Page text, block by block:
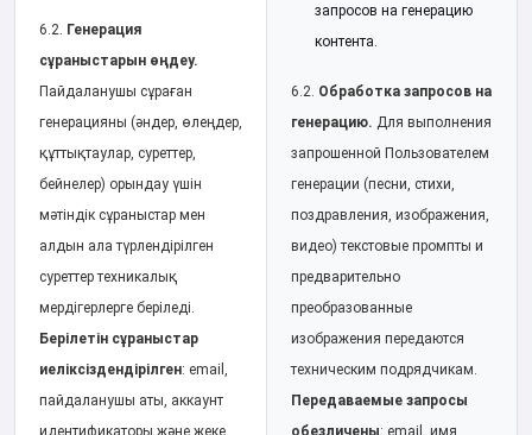
6.2. Генерация
сұраныстарын өңдеу.
Пайдаланушы сұраған
генерацияны (әндер, өлеңдер,
құттықтаулар, суреттер,
бейнелер) орындау үшін
мәтіндік сұраныстар мен
алдын ала түрлендірілген
суреттер техникалық
мердігерлерге беріледі.
Берілетін сұраныстар
иеліксіздендірілген: email,
пайдаланушы аты, аккаунт
идентификаторы және жеке
запросов на генерацию
контента.
6.2. Обработка запросов на
генерацию. Для выполнения
запрошенной Пользователем
генерации (песни, стихи,
поздравления, изображения,
видео) текстовые промпты и
предварительно
преобразованные
изображения передаются
техническим подрядчикам.
Передаваемые запросы
обезличены: email, имя